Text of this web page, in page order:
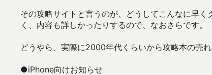
その攻略サイトと言うのが、どうしてこんなに早
く、内容も詳しかったりするので、なおさらです。
どうやら、実際に2000年代くらいから攻略本の売れ
●iPhone向けお知らせ